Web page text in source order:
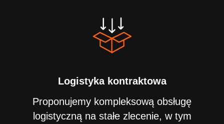
Logistyka kontraktowa
Proponujemy kompleksową obsługę
logistyczną na stałe zlecenie, w tym